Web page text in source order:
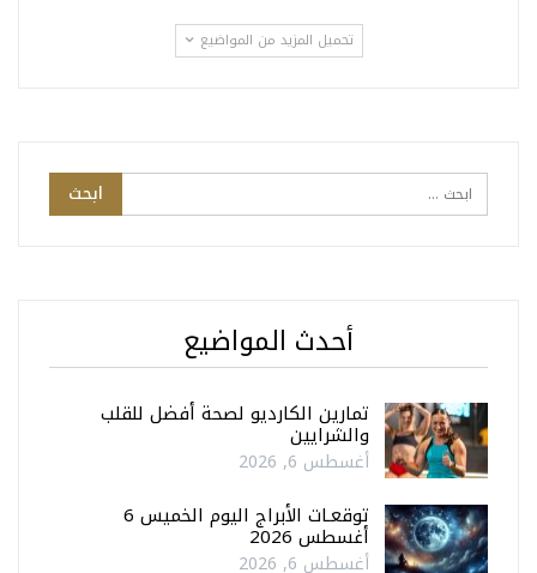
تحميل المزيد من المواضيع
أحدث المواضيع
تمارين الكارديو لصحة أفضل للقلب
والشرايين
أغسطس 6, 2026
توقعـات الأبراج اليوم الخميس 6
أغسطس 2026
أغسطس 6, 2026